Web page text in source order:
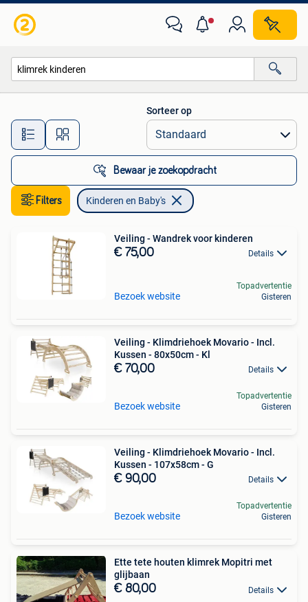
Alle afstanden…
Sorteer op
Bewaar je zoekopdracht
Filters Kinderen en Baby's
Veiling - Wandrek voor kinderen
€ 75,00 Details
Bezoek website
Topadvertentie
Gisteren
Veiling - Klimdriehoek Movario - Incl.
Kussen - 80x50cm - Kl
€ 70,00 Details
Bezoek website
Topadvertentie
Gisteren
Veiling - Klimdriehoek Movario - Incl.
Kussen - 107x58cm - G
€ 90,00 Details
Bezoek website
Topadvertentie
Gisteren
Ette tete houten klimrek Mopitri met
glijbaan
€ 80,00 Details